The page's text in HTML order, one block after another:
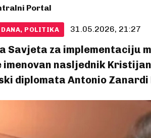
Portal
DANA, POLITIKA 31.05.2026, 21:27
Savjeta za implementaciju
imenovan nasljednik
diplomata Antonio Zanardi